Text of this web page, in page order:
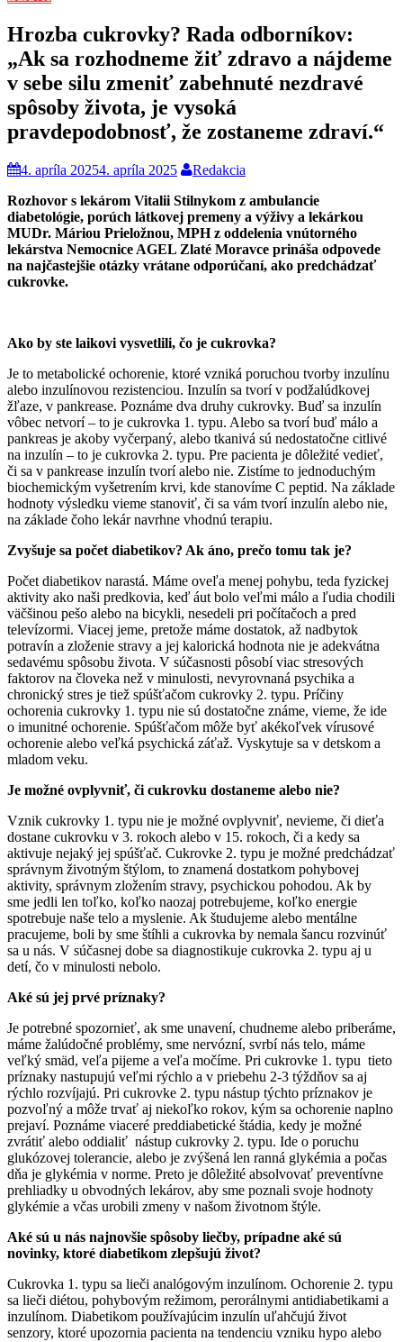
Hrozba cukrovky? Rada odborníkov:
„Ak sa rozhodneme žiť zdravo a nájdeme
v sebe silu zmeniť zabehnuté nezdravé
spôsoby života, je vysoká
pravdepodobnosť, že zostaneme zdraví.“
4. apríla 20254. apríla 2025
Redakcia
Rozhovor s lekárom Vitalii Stilnykom z ambulancie
diabetológie, porúch látkovej premeny a výživy a lekárkou
MUDr. Máriou Prieložnou, MPH z oddelenia vnútorného
lekárstva Nemocnice AGEL Zlaté Moravce prináša odpovede
na najčastejšie otázky vrátane odporúčaní, ako predchádzať
cukrovke.
Ako by ste laikovi vysvetlili, čo je cukrovka?
Je to metabolické ochorenie, ktoré vzniká poruchou tvorby inzulínu
alebo inzulínovou rezistenciou. Inzulín sa tvorí v podžalúdkovej
žľaze, v pankrease. Poznáme dva druhy cukrovky. Buď sa inzulín
vôbec netvorí – to je cukrovka 1. typu. Alebo sa tvorí buď málo a
pankreas je akoby vyčerpaný, alebo tkanivá sú nedostatočne citlivé
na inzulín – to je cukrovka 2. typu. Pre pacienta je dôležité vedieť,
či sa v pankrease inzulín tvorí alebo nie. Zistíme to jednoduchým
biochemickým vyšetrením krvi, kde stanovíme C peptid. Na základe
hodnoty výsledku vieme stanoviť, či sa vám tvorí inzulín alebo nie,
na základe čoho lekár navrhne vhodnú terapiu.
Zvyšuje sa počet diabetikov? Ak áno, prečo tomu tak je?
Počet diabetikov narastá. Máme oveľa menej pohybu, teda fyzickej
aktivity ako naši predkovia, keď áut bolo veľmi málo a ľudia chodili
väčšinou pešo alebo na bicykli, nesedeli pri počítačoch a pred
televízormi. Viacej jeme, pretože máme dostatok, až nadbytok
potravín a zloženie stravy a jej kalorická hodnota nie je adekvátna
sedavému spôsobu života. V súčasnosti pôsobí viac stresových
faktorov na človeka než v minulosti, nevyrovnaná psychika a
chronický stres je tiež spúšťačom cukrovky 2. typu. Príčiny
ochorenia cukrovky 1. typu nie sú dostatočne známe, vieme, že ide
o imunitné ochorenie. Spúšťačom môže byť akékoľvek vírusové
ochorenie alebo veľká psychická záťaž. Vyskytuje sa v detskom a
mladom veku.
Je možné ovplyvniť, či cukrovku dostaneme alebo nie?
Vznik cukrovky 1. typu nie je možné ovplyvniť, nevieme, či dieťa
dostane cukrovku v 3. rokoch alebo v 15. rokoch, či a kedy sa
aktivuje nejaký jej spúšťač. Cukrovke 2. typu je možné predchádzať
správnym životným štýlom, to znamená dostatkom pohybovej
aktivity, správnym zložením stravy, psychickou pohodou. Ak by
sme jedli len toľko, koľko naozaj potrebujeme, koľko energie
spotrebuje naše telo a myslenie. Ak študujeme alebo mentálne
pracujeme, boli by sme štíhli a cukrovka by nemala šancu rozvinúť
sa u nás. V súčasnej dobe sa diagnostikuje cukrovka 2. typu aj u
detí, čo v minulosti nebolo.
Aké sú jej prvé príznaky?
Je potrebné spozornieť, ak sme unavení, chudneme alebo priberáme,
máme žalúdočné problémy, sme nervózní, svrbí nás telo, máme
veľký smäd, veľa pijeme a veľa močíme. Pri cukrovke 1. typu tieto
príznaky nastupujú veľmi rýchlo a v priebehu 2-3 týždňov sa aj
rýchlo rozvíjajú. Pri cukrovke 2. typu nástup týchto príznakov je
pozvoľný a môže trvať aj niekoľko rokov, kým sa ochorenie naplno
prejaví. Poznáme viaceré preddiabetické štádia, kedy je možné
zvrátiť alebo oddialiť nástup cukrovky 2. typu. Ide o poruchu
glukózovej tolerancie, alebo je zvýšená len ranná glykémia a počas
dňa je glykémia v norme. Preto je dôležité absolvovať preventívne
prehliadky u obvodných lekárov, aby sme poznali svoje hodnoty
glykémie a včas urobili zmeny v našom životnom štýle.
Aké sú u nás najnovšie spôsoby liečby, prípadne aké sú
novinky, ktoré diabetikom zlepšujú život?
Cukrovka 1. typu sa lieči analógovým inzulínom. Ochorenie 2. typu
sa lieči diétou, pohybovým režimom, perorálnymi antidiabetikami a
inzulínom. Diabetikom používajúcim inzulín uľahčujú život
senzory, ktoré upozornia pacienta na tendenciu vzniku hypo alebo